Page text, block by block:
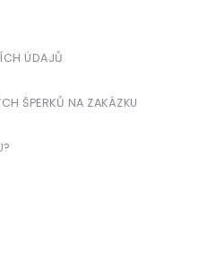
ÚDAJŮ
ŠPERKŮ NA ZAKÁZKU